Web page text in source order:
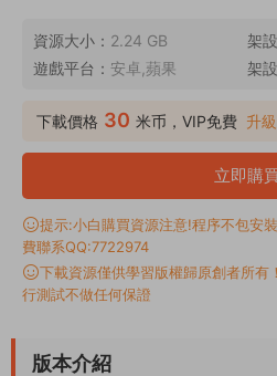
資源大小： 2.24 GB 架
遊戲平台： 安卓,蘋果 架
下載價格 30 米币，VIP免費 升
立即購
提示:小白購買資源注意!程序不包安
費聯系QQ:7722974
下載資源僅供學習版權歸原創者所有
行測試不做任何保證
版本介紹